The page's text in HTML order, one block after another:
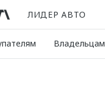
ЛИДЕР АВТО
Владельцам